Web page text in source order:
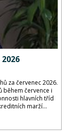
za červenec 2026.
během července i
hlavních tříd
marží...